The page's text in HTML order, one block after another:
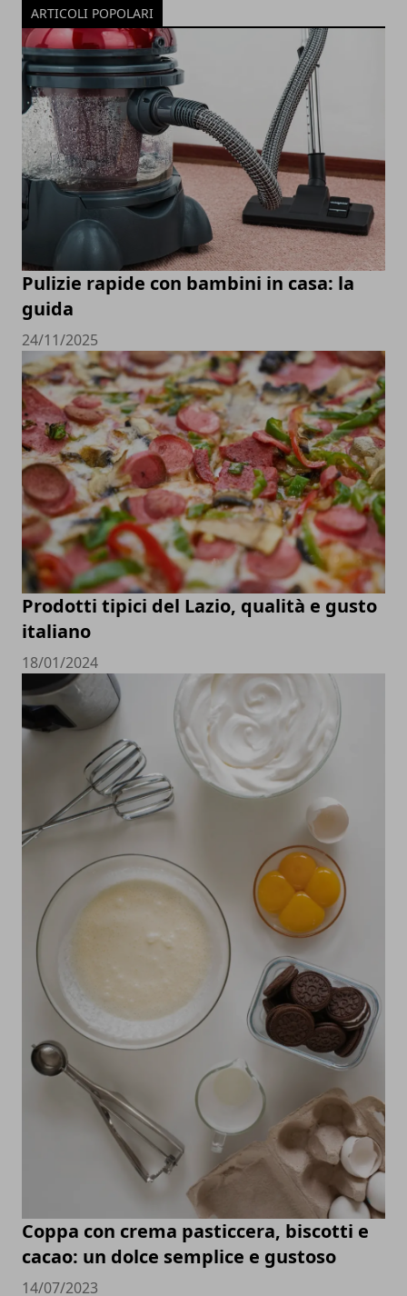
ARTICOLI POPOLARI
Pulizie rapide con bambini in casa: la
guida
24/11/2025
Prodotti tipici del Lazio, qualità e gusto
italiano
18/01/2024
Coppa con crema pasticcera, biscotti e
cacao: un dolce semplice e gustoso
14/07/2023